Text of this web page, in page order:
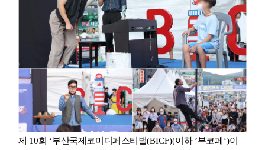
제 10회 ‘부산국제코미디페스티벌(BICF)(이하 ’부코페 ‘)이